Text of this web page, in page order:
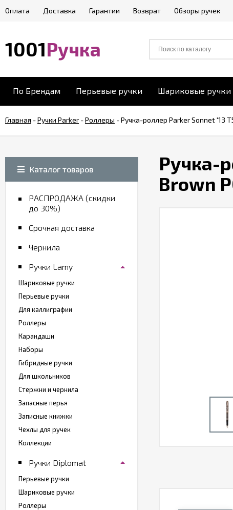
Оплата Доставка Гарантии Возврат Обзоры ручек
1001Ручка
По Брендам Перьевые ручки Шариковые ручки
Главная -Ручки Parker -Роллеры -Ручка-роллер Parker Sonnet '13
Ручка-
Brown
Каталог товаров
РАСПРОДАЖА (скидки
до 30%)
Срочная доставка
Чернила
Ручки Lamy
Шариковые ручки
Перьевые ручки
Для каллиграфии
Роллеры
Карандаши
Наборы
Гибридные ручки
Для школьников
Стержни и чернила
Запасные перья
Записные книжки
Чехлы для ручек
Коллекции
Ручки Diplomat
Перьевые ручки
Шариковые ручки
Роллеры